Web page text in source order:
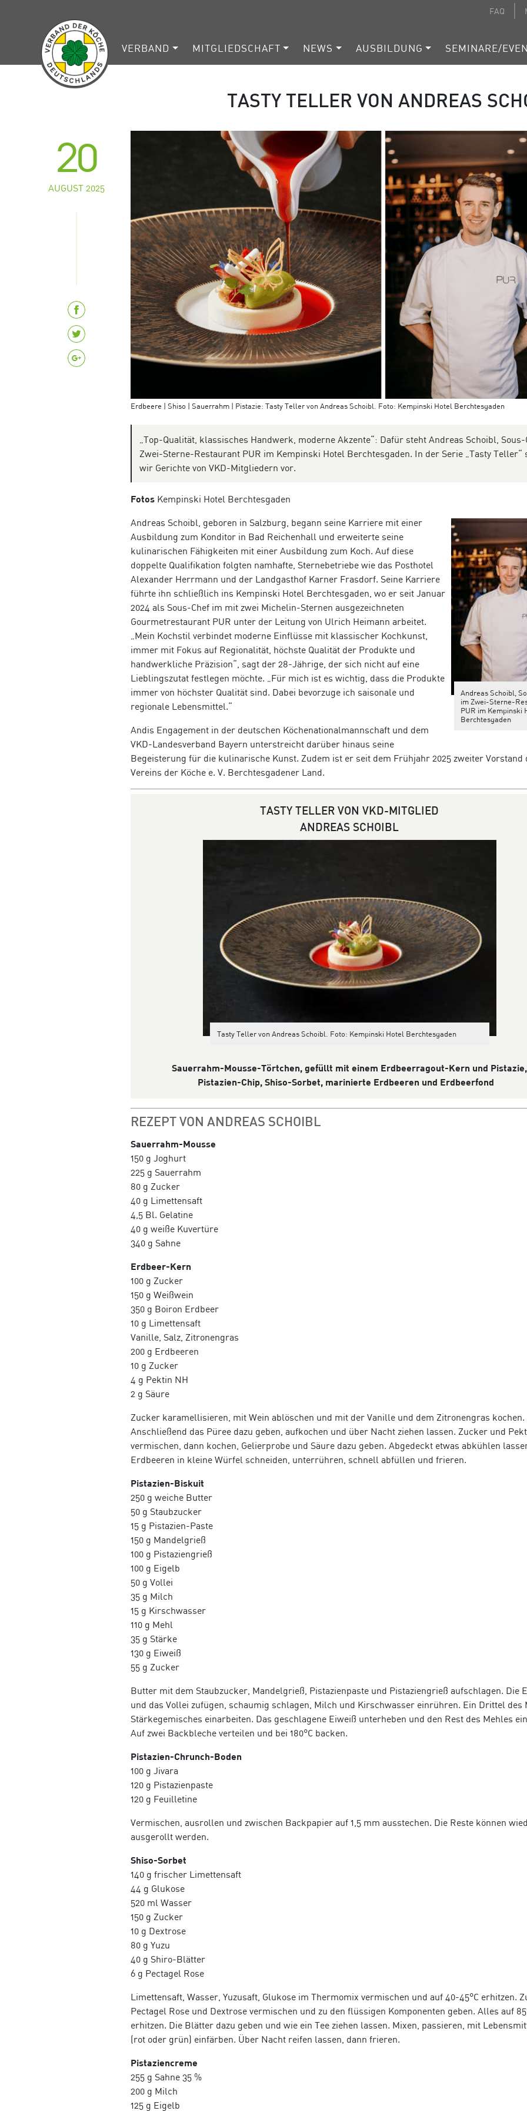
FAQ
VERBAND MITGLIEDSCHAFT NEWS AUSBILDUNG SEMINARE/
TASTY TELLER VON ANDREAS
20
AUGUST 2025
Erdbeere | Shiso | Sauerrahm | Pistazie: Tasty Teller von Andreas Schoibl. Foto: Kempinski Hotel Berchtesgaden
„Top-Qualität, klassisches Handwerk, moderne Akzente“: Dafür steht Andreas Schoibl, Sous-
Zwei-Sterne-Restaurant PUR im Kempinski Hotel Berchtesgaden. In der Serie „Tasty Teller“
wir Gerichte von VKD-Mitgliedern vor.
Fotos Kempinski Hotel Berchtesgaden
Andreas Schoibl,
im Zwei-Sterne-
PUR im Kempinski
Berchtesgaden
Andreas Schoibl, geboren in Salzburg, begann seine Karriere mit einer
Ausbildung zum Konditor in Bad Reichenhall und erweiterte seine
kulinarischen Fähigkeiten mit einer Ausbildung zum Koch. Auf diese
doppelte Qualifikation folgten namhafte, Sternebetriebe wie das Posthotel
Alexander Herrmann und der Landgasthof Karner Frasdorf. Seine Karriere
führte ihn schließlich ins Kempinski Hotel Berchtesgaden, wo er seit Januar
2024 als Sous-Chef im mit zwei Michelin-Sternen ausgezeichneten
Gourmetrestaurant PUR unter der Leitung von Ulrich Heimann arbeitet.
„Mein Kochstil verbindet moderne Einflüsse mit klassischer Kochkunst,
immer mit Fokus auf Regionalität, höchste Qualität der Produkte und
handwerkliche Präzision“, sagt der 28-Jährige, der sich nicht auf eine
Lieblingszutat festlegen möchte. „Für mich ist es wichtig, dass die Produkte
immer von höchster Qualität sind. Dabei bevorzuge ich saisonale und
regionale Lebensmittel.“
Andis Engagement in der deutschen Köchenationalmannschaft und dem
VKD-Landesverband Bayern unterstreicht darüber hinaus seine
Begeisterung für die kulinarische Kunst. Zudem ist er seit dem Frühjahr 2025 zweiter Vorstand
Vereins der Köche e. V. Berchtesgadener Land.
TASTY TELLER VON VKD-MITGLIED
ANDREAS SCHOIBL
Tasty Teller von Andreas Schoibl. Foto: Kempinski Hotel Berchtesgaden
Sauerrahm-Mousse-Törtchen, gefüllt mit einem Erdbeerragout-Kern und Pistazie,
Pistazien-Chip,Shiso-Sorbet, marinierte Erdbeeren und Erdbeerfond
REZEPT VON ANDREAS SCHOIBL
Sauerrahm-Mousse
150 g Joghurt
225 g Sauerrahm
80 g Zucker
40 g Limettensaft
4,5 Bl. Gelatine
40 g weiße Kuvertüre
340 g Sahne
Erdbeer-Kern
100 g Zucker
150 g Weißwein
350 g Boiron Erdbeer
10 g Limettensaft
Vanille, Salz, Zitronengras
200 g Erdbeeren
10 g Zucker
4 g Pektin NH
2 g Säure
Zucker karamellisieren, mit Wein ablöschen und mit der Vanille und dem Zitronengras kochen.
Anschließend das Püree dazu geben, aufkochen und über Nacht ziehen lassen. Zucker und
vermischen, dann kochen, Gelierprobe und Säure dazu geben. Abgedeckt etwas abkühlen
Erdbeeren in kleine Würfel schneiden, unterrühren, schnell abfüllen und frieren.
Pistazien-Biskuit
250 g weiche Butter
50 g Staubzucker
15 g Pistazien-Paste
150 g Mandelgrieß
100 g Pistaziengrieß
100 g Eigelb
50 g Vollei
35 g Milch
15 g Kirschwasser
110 g Mehl
35 g Stärke
130 g Eiweiß
55 g Zucker
Butter mit dem Staubzucker, Mandelgrieß, Pistazienpaste und Pistaziengrieß aufschlagen. Die
und das Vollei zufügen, schaumig schlagen, Milch und Kirschwasser einrühren. Ein Drittel des
Stärkegemisches einarbeiten. Das geschlagene Eiweiß unterheben und den Rest des Mehles
Auf zwei Backbleche verteilen und bei 180°C backen.
Pistazien-Chrunch-Boden
100 g Jivara
120 g Pistazienpaste
120 g Feuilletine
Vermischen, ausrollen und zwischen Backpapier auf 1,5 mm ausstechen. Die Reste können
ausgerollt werden.
Shiso-Sorbet
140 g frischer Limettensaft
44 g Glukose
520 ml Wasser
150 g Zucker
10 g Dextrose
80 g Yuzu
40 g Shiro-Blätter
6 g Pectagel Rose
Limettensaft, Wasser, Yuzusaft, Glukose im Thermomix vermischen und auf 40-45°C erhitzen.
Pectagel Rose und Dextrose vermischen und zu den flüssigen Komponenten geben. Alles auf
erhitzen. Die Blätter dazu geben und wie ein Tee ziehen lassen. Mixen, passieren, mit
(rot oder grün) einfärben. Über Nacht reifen lassen, dann frieren.
Pistaziencreme
255 g Sahne 35 %
200 g Milch
125 g Eigelb